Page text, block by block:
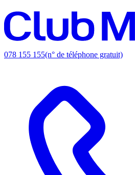
078 155 155(n° de téléphone gratuit)